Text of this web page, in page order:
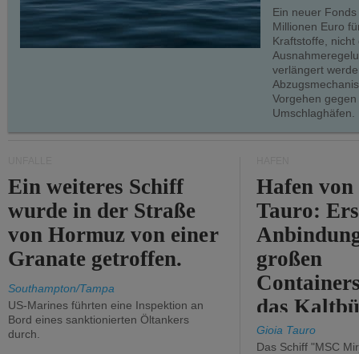
Ein neuer
Millionen Euro
Kraftstoffe, nicht
verlängert
Vorgehen
Umschlaghäfen.
Ein weiteres Schiff
wurde in der Straße
von Hormuz von einer
Granate getroffen.
Southampton/Tampa
US-Marines führten eine Inspektion an
Bord eines sanktionierten Öltankers
durch.
Hafen
Tauro:
großen
das
Gioia Tauro
Das Schiff "MSC